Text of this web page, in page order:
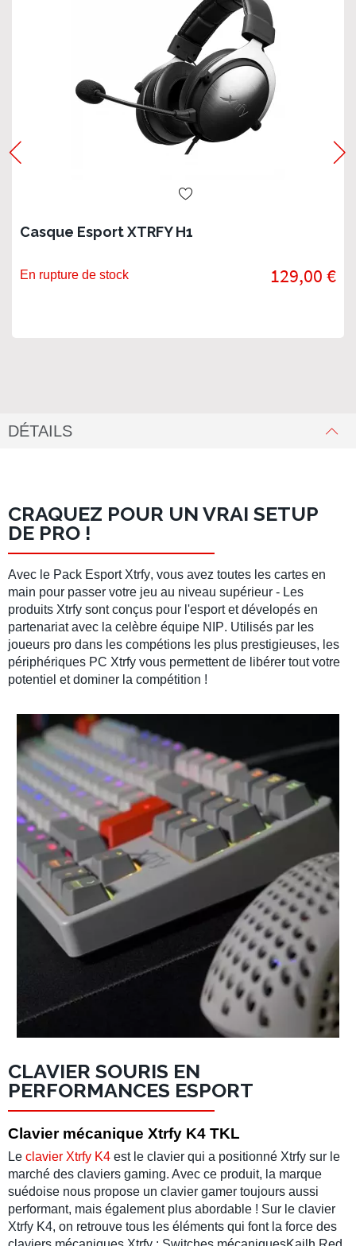
Casque Esport XTRFY H1
En rupture de stock 129,00 €
DÉTAILS
CRAQUEZ POUR UN VRAI SETUP
DE PRO !
Avec le Pack Esport Xtrfy, vous avez toutes les cartes en
main pour passer votre jeu au niveau supérieur - Les
produits Xtrfy sont conçus pour l'esportet dévelopés en
partenariat avec la celèbre équipe NIP. Utilisés par les
joueurs pro dans les compétions les plus prestigieuses, les
périphériques PC Xtrfy vous permettent de libérer tout votre
potentiel et dominer la compétition !
CLAVIER SOURIS EN
PERFORMANCES ESPORT
Clavier mécanique Xtrfy K4 TKL
Le clavier Xtrfy K4 est le clavier qui a positionné Xtrfy sur le
marché des claviers gaming. Avec ce produit, la marque
suédoise nous propose un clavier gamer toujours aussi
performant, mais également plus abordable ! Sur le clavier
Xtrfy K4, on retrouve tous les éléments qui font la force des